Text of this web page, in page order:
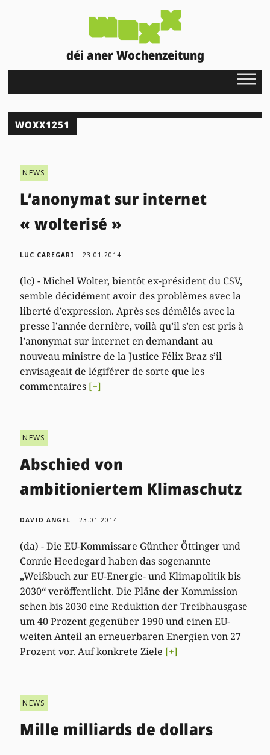
déi aner Wochenzeitung
WOXX1251
NEWS
L’anonymat sur internet
« wolterisé »
LUC CAREGARI 23.01.2014
(lc) - Michel Wolter, bientôt ex-président du CSV,
semble décidément avoir des problèmes avec la
liberté d’expression. Après ses démêlés avec la
presse l’année dernière, voilà qu’il s’en est pris à
l’anonymat sur internet en demandant au
nouveau ministre de la Justice Félix Braz s’il
envisageait de légiférer de sorte que les
commentaires [+]
NEWS
Abschied von
ambitioniertem Klimaschutz
DAVID ANGEL 23.01.2014
(da) - Die EU-Kommissare Günther Öttinger und
Connie Heedegard haben das sogenannte
„Weißbuch zur EU-Energie- und Klimapolitik bis
2030“ veröffentlicht. Die Pläne der Kommission
sehen bis 2030 eine Reduktion der Treibhausgase
um 40 Prozent gegenüber 1990 und einen EU-
weiten Anteil an erneuerbaren Energien von 27
Prozent vor. Auf konkrete Ziele [+]
NEWS
Mille milliards de dollars